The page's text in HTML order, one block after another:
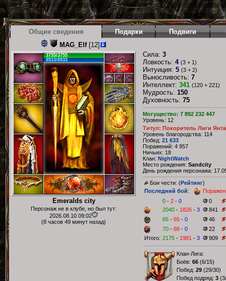
Общие сведения Подарки Подвиги
MAG_Elf[12]
3755/3755
8933/8933
Emeralds city
Персонаж не в клубе, но был тут:
2026.08.10 09:02
(8 часов 49 минут назад)
Сила: 3
Ловкость: 4 (3 + 1)
Интуиция: 5 (3 + 2)
Выносливость: 7
Интеллект: 341 (120 + 221)
Мудрость: 150
Духовность: 75
Могущество: 7 892 232 447
Уровень: 12
Титул: Покоритель Лиги
Уровень благородства: 114
Побед: 21 633
Поражений: 4 957
Ничьих: 18
Клан: NightWatch
Место рождения: Sandcity
День рождения персонажа:
Бои чести: (Рейтинг)
Последний бой:
0 - 2 - 0
0
2040 - 1826 - 3
841
65 - 65 - 0
46
70 - 88 - 0
22
Итого: 2175 - 1981 - 3 909
Клан-Лига:
Боёв: 66 (6/15)
Побед: 29 (29/30)
Побед подряд: 3 (